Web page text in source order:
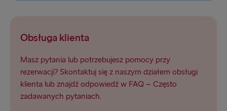
Obsługa klienta
Masz pytania lub potrzebujesz pomocy przy
rezerwacji? Skontaktuj się z naszym działem obsługi
klienta lub znajdź odpowiedź w FAQ – Często
zadawanych pytaniach.